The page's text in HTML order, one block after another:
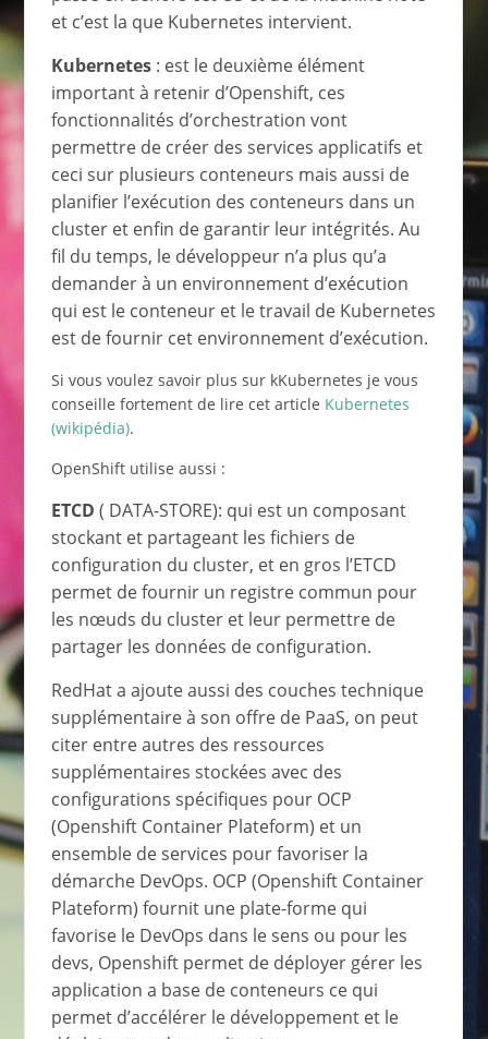
et c’est la que Kubernetes intervient.
Kubernetes: est le deuxième élément
important à retenir d’Openshift, ces
fonctionnalités d’orchestration vont
permettre de créer des services applicatifs et
ceci sur plusieurs conteneurs mais aussi de
planifier l’exécution des conteneurs dans un
cluster et enfin de garantir leur intégrités. Au
fil du temps, le développeur n’a plus qu’a
demander à un environnement d’exécution
qui est le conteneur et le travail de Kubernetes
est de fournir cet environnement d’exécution.
Si vous voulez savoir plus sur kKubernetes je vous
conseille fortement de lire cet article Kubernetes
(wikipédia).
OpenShift utilise aussi :
ETCD ( DATA-STORE): qui est un composant
stockant et partageant les fichiers de
configuration du cluster, et en gros l’ETCD
permet de fournir un registre commun pour
les nœuds du cluster et leur permettre de
partager les données de configuration.
RedHat a ajoute aussi des couches technique
supplémentaire à son offre de PaaS, on peut
citer entre autres des ressources
supplémentaires stockées avec des
configurations spécifiques pour OCP
(Openshift Container Plateform) et un
ensemble de services pour favoriser la
démarche DevOps. OCP (Openshift Container
Plateform) fournit une plate-forme qui
favorise le DevOps dans le sens ou pour les
devs, Openshift permet de déployer gérer les
application a base de conteneurs ce qui
permet d’accélérer le développement et le